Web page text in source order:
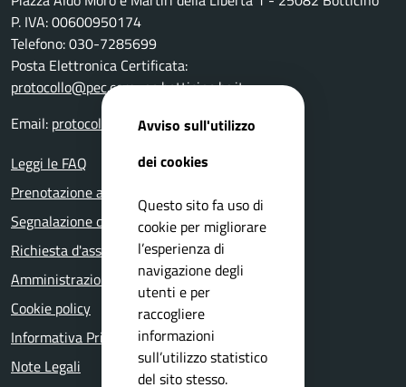
P. IVA: 00600950174
Telefono: 030-7285699
Posta Elettronica Certificata:
protocollo@pec.comune.botticino.bs.it
Email: protocollo@comune.botticino.bs.it
Leggi le FAQ
Prenotazione appuntamento
Segnalazione disservizio
Richiesta d'assistenza
Amministrazione trasparente
Cookie policy
Informativa Privacy
Note Legali
Avviso sull'utilizzo
dei cookies
Questo sito fa uso di
cookie per migliorare
l’esperienza di
navigazione degli
utenti e per
raccogliere
informazioni
sull’utilizzo statistico
del sito stesso.